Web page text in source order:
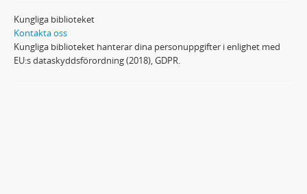
Kungliga biblioteket
Kontakta oss
Kungliga biblioteket hanterar dina personuppgifter i enlighet med
EU:s dataskyddsförordning (2018), GDPR.